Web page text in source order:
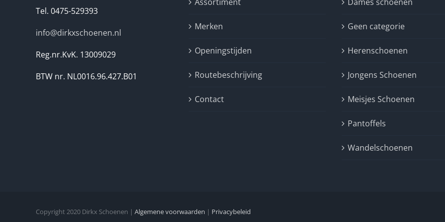
Tel. 0475-529393
info@dirkxschoenen.nl
Reg.nr.KvK. 13009029
BTW nr. NL0016.96.427.B01
Merken
Openingstijden
Routebeschrijving
Contact
Geen categorie
Herenschoenen
Jongens Schoenen
Meisjes Schoenen
Pantoffels
Wandelschoenen
Copyright 2020 Dirkx Schoenen | Algemene voorwaarden | Privacybeleid